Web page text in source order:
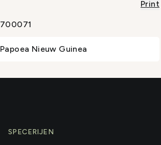
Print
700071
Papoea Nieuw Guinea
SPECERIJEN